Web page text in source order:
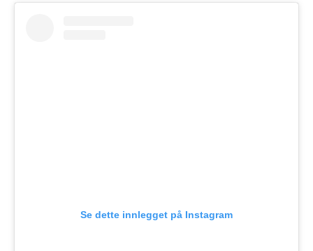
Se dette innlegget på Instagram